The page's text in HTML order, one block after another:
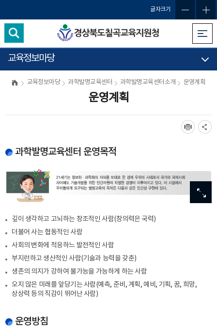
글자크기
교육정보마당
교육정보마당 과학발명교육센터 과학발명교육센터소개 운영계획
운영계획
과학발명교육센터 운영목적
확
확
확
확
확
깊이 생각하고 고뇌하는 창조적인 사람(창의력은 국력)
더불어 사는 협동적인 사람
사회의 변화에 적응하느 발전적인 사람
부지런하고 생산적인 사람(기술과 능력을 갖춘)
생존의 의지가 강하여 불가능을 가능하게 하는 사람
오지 않은 미래를 앞당기는 사람(예측, 준비, 계획, 예비, 기획, 꿈, 희망,
상상력 등의 직감이 뛰어난 사람)
운영방침